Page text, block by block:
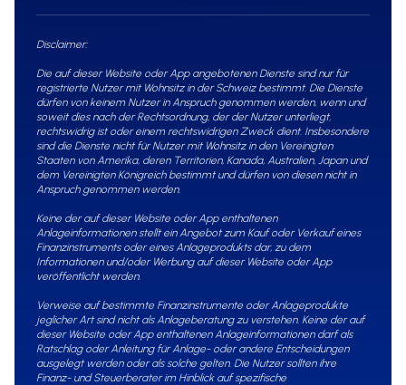
Disclaimer:
Die auf dieser Website oder App angebotenen Dienste sind nur für
registrierte Nutzer mit Wohnsitz in der Schweiz bestimmt. Die Dienste
dürfen von keinem Nutzer in Anspruch genommen werden, wenn und
soweit dies nach der Rechtsordnung, der der Nutzer unterliegt,
rechtswidrig ist oder einem rechtswidrigen Zweck dient. Insbesondere
sind die Dienste nicht für Nutzer mit Wohnsitz in den Vereinigten
Staaten von Amerika, deren Territorien, Kanada, Australien, Japan und
dem Vereinigten Königreich bestimmt und dürfen von diesen nicht in
Anspruch genommen werden.
Keine der auf dieser Website oder App enthaltenen
Anlageinformationen stellt ein Angebot zum Kauf oder Verkauf eines
Finanzinstruments oder eines Anlageprodukts dar, zu dem
Informationen und/oder Werbung auf dieser Website oder App
veröffentlicht werden.
Verweise auf bestimmte Finanzinstrumente oder Anlageprodukte
jeglicher Art sind nicht als Anlageberatung zu verstehen. Keine der auf
dieser Website oder App enthaltenen Anlageinformationen darf als
Ratschlag oder Anleitung für Anlage- oder andere Entscheidungen
ausgelegt werden oder als solche gelten. Die Nutzer sollten ihre
Finanz- und Steuerberater im Hinblick auf spezifische